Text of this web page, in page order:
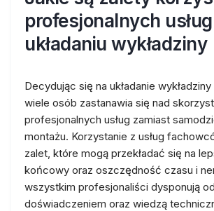
profesjonalnych
układaniu wykładziny
Decydując się na układanie
wiele osób zastanawia się nad
profesjonalnych usług zamiast
montażu. Korzystanie z usług
zalet, które mogą przekładać się na
końcowy oraz oszczędność czasu i
wszystkim profesjonaliści dysponują
doświadczeniem oraz wiedzą